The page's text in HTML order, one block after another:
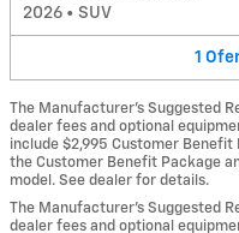
2026 • SUV
1
The Manufacturer's Suggested
dealer fees and optional
include $2,995 Customer
the Customer Benefit Package
model. See dealer for details.
The Manufacturer's Suggested
dealer fees and optional